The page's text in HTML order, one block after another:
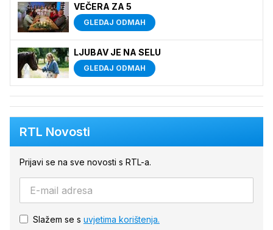
VEČERA ZA 5
GLEDAJ ODMAH
LJUBAV JE NA SELU
GLEDAJ ODMAH
RTL Novosti
Prijavi se na sve novosti s RTL-a.
Slažem se s uvjetima korištenja.